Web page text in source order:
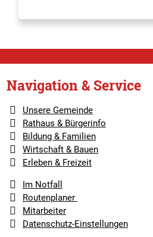
Navigation & Service
Unsere Gemeinde
Rathaus & Bürgerinfo
Bildung & Familien
Wirtschaft & Bauen
Erleben & Freizeit
Im Notfall
Routenplaner
Mitarbeiter
Datenschutz-Einstellungen